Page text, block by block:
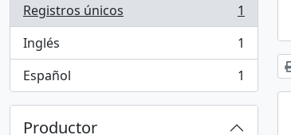
Registros únicos
, 1 resultados
1
Inglés
, 1 resultados
1
Español
, 1 resultados 1
Productor